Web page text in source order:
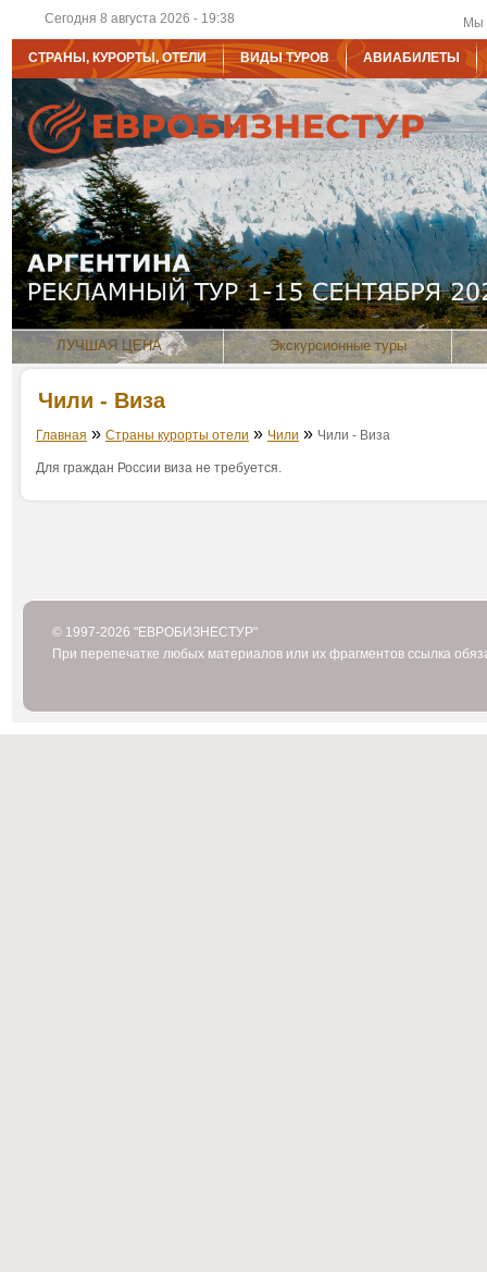
Сегодня 8 августа 2026 - 19:38 Мы
СТРАНЫ, КУРОРТЫ, ОТЕЛИ ВИДЫ ТУРОВ АВИАБИЛЕТЫ
ЛУЧШАЯ ЦЕНА Экскурсионные туры
Чили - Виза
Главная » Страны курорты отели » Чили » Чили - Виза
Для граждан России виза не требуется.
© 1997-2026 "ЕВРОБИЗНЕСТУР"
При перепечатке любых материалов или их фрагментов ссылка